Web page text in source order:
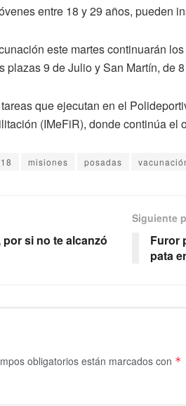
entre 18 y 29 años, pueden
este martes continuarán
9 de Julio y San Martín, de
que ejecutan en el
(IMeFiR), donde continúa el
misiones posadas
si no te alcanzó
Siguiente
Furor
pata
obligatorios están marcados con *